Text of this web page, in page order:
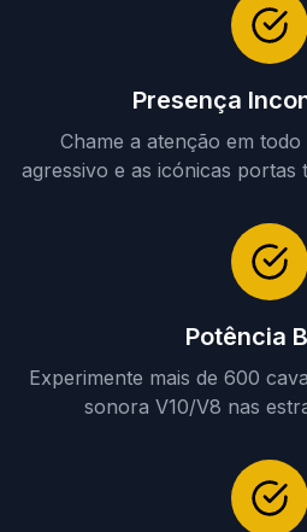
Presença
Chame a atenção em
agressivo e as icónicas portas
Potência
Experimente mais de 600
sonora V10/V8 nas